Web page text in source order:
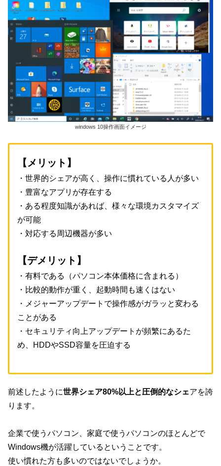
windows 10操作画面イメージ
【メリット】
・世界的シェアが高く、操作に慣れている人が多い
・豊富なアプリが存在する
・ある程度知識があれば、様々な環境カスタマイズ
が可能
・対応する周辺機器が多い
【デメリット】
・有料である（パソコン本体価格に含まれる）
・比較的動作が重く、起動時間も速くはない
・メジャーアップデートで操作感がガラッと変わる
ことがある
・セキュリティ向上アップデートが頻繁にあるた
め、HDDやSSD容量を圧迫する
前述したように世界シェア80%以上と圧倒的なシェアを誇
ります。
企業で使うパソコン、家庭で使うパソコンのほとんどで
Windows機が活躍しているということです。
使い慣れた方も多いのではないでしょうか。